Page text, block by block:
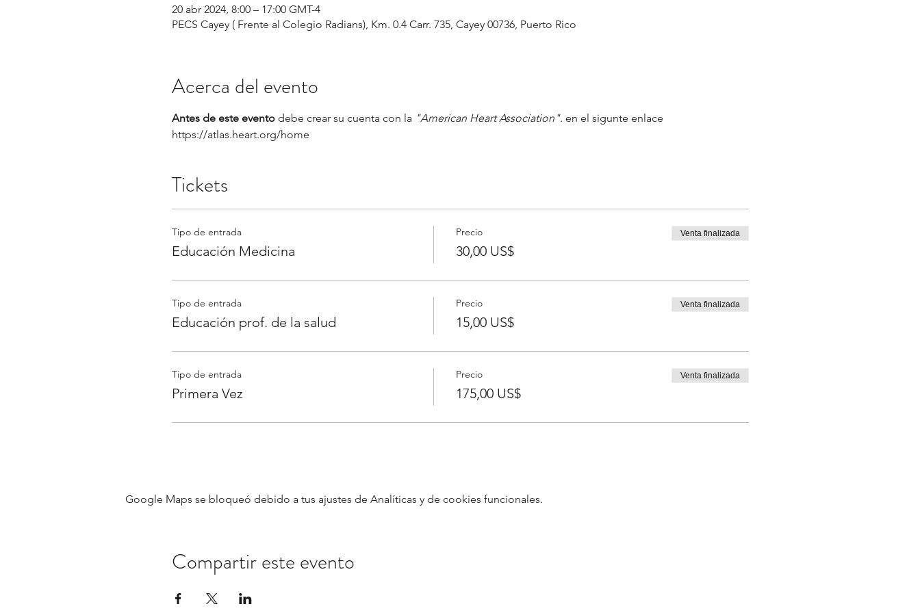
20 abr 2024, 8:00 – 17:00 GMT-4
PECS Cayey ( Frente al Colegio Radians), Km. 0.4 Carr. 735, Cayey 00736, Puerto Rico
Acerca del evento
Antes de este evento debe crear su cuenta con la "American Heart Association". en el sigunte enlace
https://atlas.heart.org/home
Tickets
Tipo de entrada
Educación Medicina
Precio
30,00 US$
Venta finalizada
Tipo de entrada
Educación prof. de la salud
Precio
15,00 US$
Venta finalizada
Tipo de entrada
Primera Vez
Precio
175,00 US$
Venta finalizada
Google Maps se bloqueó debido a tus ajustes de Analíticas y de cookies funcionales.
Compartir este evento